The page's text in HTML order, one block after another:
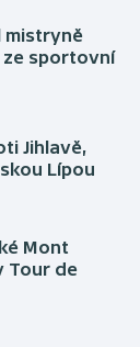
mistryně
ze sportovní
Jihlavě,
Lípou
Mont
Tour de